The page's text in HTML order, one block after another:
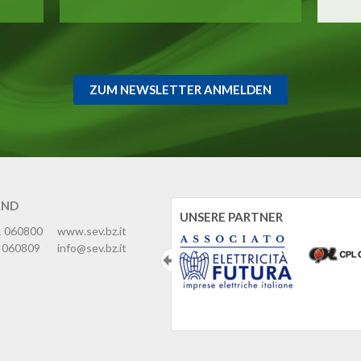
ZUM NEWSLETTER ANMELDEN
060800
www.sev.bz.it
info@sev.bz.it
UNSERE PARTNER